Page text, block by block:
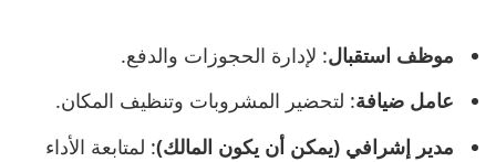
موظف استقبال: لإدارة الحجوزات والدفع.
عامل ضيافة: لتحضير المشروبات وتنظيف المكان.
مدير إشرافي (يمكن أن يكون المالك): لمتابعة الأداء